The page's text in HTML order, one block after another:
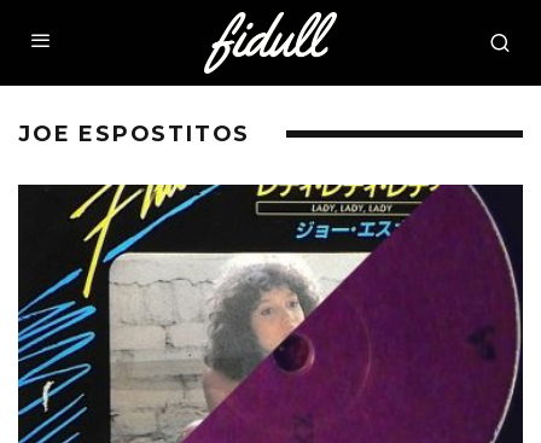
JOE ESPOSTITOS